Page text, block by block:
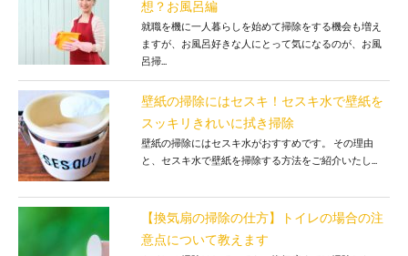
想？お風呂編
就職を機に一人暮らしを始めて掃除をする機会も増え
ますが、お風呂好きな人にとって気になるのが、お風
呂掃...
壁紙の掃除にはセスキ！セスキ水で壁紙を
スッキリきれいに拭き掃除
壁紙の掃除にはセスキ水がおすすめです。 その理由
と、セスキ水で壁紙を掃除する方法をご紹介いたし...
【換気扇の掃除の仕方】トイレの場合の注
意点について教えます